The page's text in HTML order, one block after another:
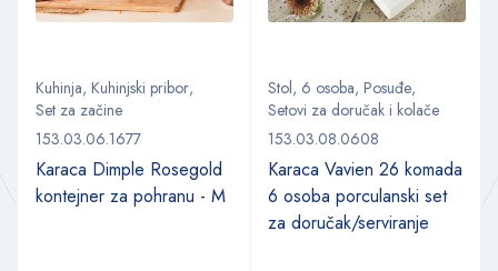
Kuhinja, Kuhinjski pribor,
Set za začine
153.03.06.1677
Karaca Dimple Rosegold
kontejner za pohranu - M
Stol, 6 osoba, Posuđe,
Setovi za doručak i kolače
153.03.08.0608
Karaca Vavien 26 komada
6 osoba porculanski set
za doručak/serviranje